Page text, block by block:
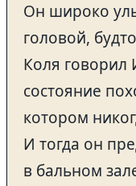
Он широко
головой,
Коля говорил
состояние
котором
И тогда он
в бальном